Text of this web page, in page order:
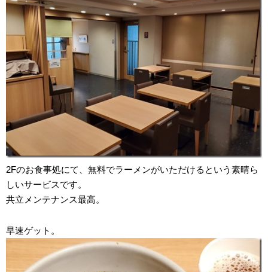
2Fのお食事処にて、無料でラーメンがいただけるという素晴ら
しいサービスです。
共立メンテナンス最高。
早速ゲット。